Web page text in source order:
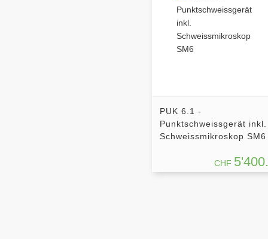
PUK 6.1 -
Punktschweissgerät inkl.
Schweissmikroskop SM6
CHF